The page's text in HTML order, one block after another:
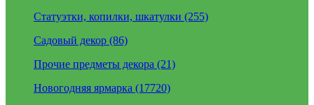
Статуэтки, копилки, шкатулки (255)
Садовый декор (86)
Прочие предметы декора (21)
Новогодняя ярмарка (17720)